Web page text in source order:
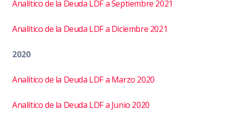
Analítico de la Deuda LDF a Septiembre 2021
Analítico de la Deuda LDF a Diciembre 2021
2020
Analítico de la Deuda LDF a Marzo 2020
Analítico de la Deuda LDF a Junio 2020